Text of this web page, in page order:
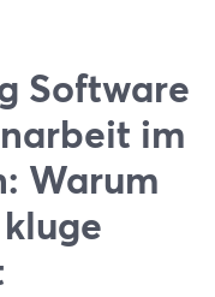
Software
im
Warum